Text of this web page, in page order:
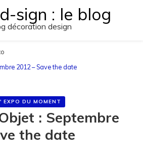
sign : le blog
décoration design
2012 – Save the date
EXPO DU MOMENT
: Septembre
the date